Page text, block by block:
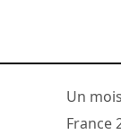
Un
France